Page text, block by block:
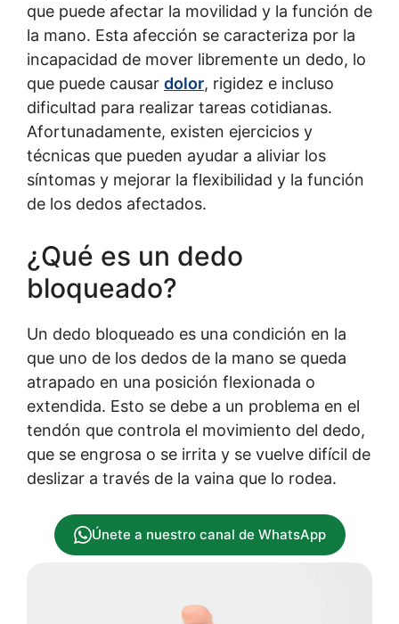
que puede afectar la movilidad y la función de
la mano. Esta afección se caracteriza por la
incapacidad de mover libremente un dedo, lo
que puede causar dolor, rigidez e incluso
dificultad para realizar tareas cotidianas.
Afortunadamente, existen ejercicios y
técnicas que pueden ayudar a aliviar los
síntomas y mejorar la flexibilidad y la función
de los dedos afectados.
¿Qué es un dedo
bloqueado?
Un dedo bloqueado es una condición en la
que uno de los dedos de la mano se queda
atrapado en una posición flexionada o
extendida. Esto se debe a un problema en el
tendón que controla el movimiento del dedo,
que se engrosa o se irrita y se vuelve difícil de
deslizar a través de la vaina que lo rodea.
Únete a nuestro canal de WhatsApp